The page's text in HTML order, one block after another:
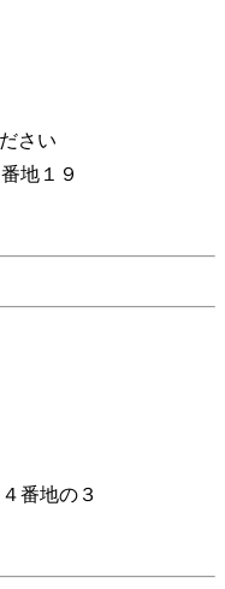
さい
地１９
番地の３